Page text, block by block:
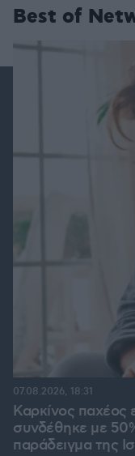
Best of
Καρκίνος παχέος
συνδέθηκε με
παράδειγμα της
07.08.2026, 18:31